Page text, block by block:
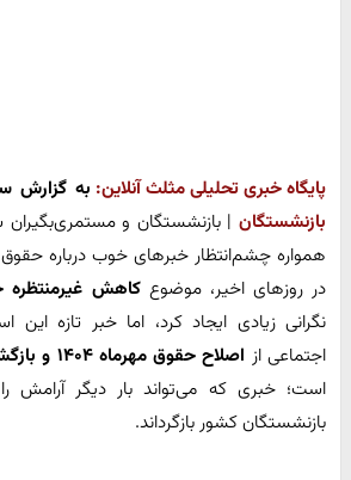
پایگاه خبری تحلیلی مثلث آنلاین: به گزارش
بازنشستگان | بازنشستگان و مستمری‌بگیران
همواره چشم‌انتظار خبرهای خوب درباره
در روزهای اخیر، موضوعکاهش غیرمنتظره
نگرانی زیادی ایجاد کرد، اما خبر تازه
اجتماعی از اصلاح حقوق مهرماه ۱۴۰۴ و بازگشت حق اولاد
است؛ خبری که می‌تواند بار دیگر آرامش
بازنشستگان کشور بازگرداند.